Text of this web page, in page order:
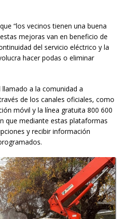
“los vecinos tienen una buena
mejoras van en beneficio de
del servicio eléctrico y la
hacer podas o eliminar
a la comunidad a
de los canales oficiales, como
móvil y la línea gratuita 800 600
que mediante estas plataformas
y recibir información